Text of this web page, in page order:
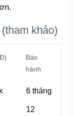
khảo)
Bảo
hành
6 tháng
12